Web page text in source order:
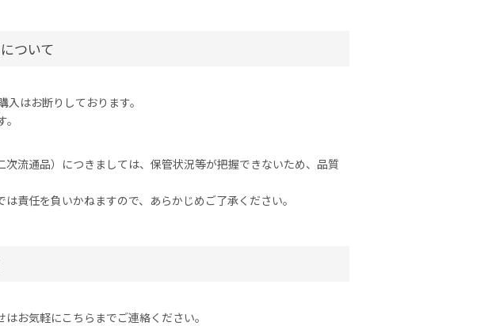
ついて
はお断りしております。
流通品）につきましては、保管状況等が把握できないため、品質
責任を負いかねますので、あらかじめご了承ください。
お気軽にこちらまでご連絡ください。